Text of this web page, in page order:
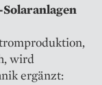
wird
ergänzt: